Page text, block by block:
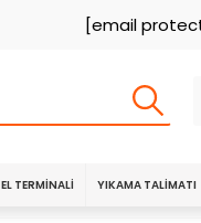
[email
EL TERMINALI YIKAMA TALIMATI